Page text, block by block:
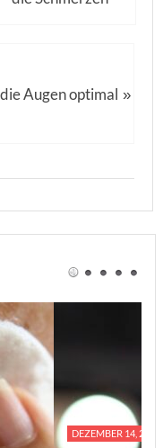
Augen optimal »
DEZEMBER 14, 2023